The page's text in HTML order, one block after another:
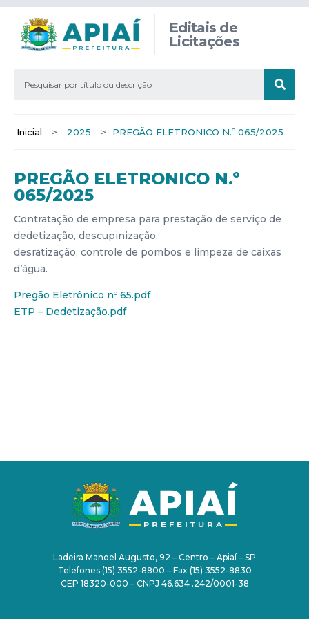
Editais de
Licitações
Inicial > 2025 > PREGÃO ELETRONICO N.º 065/2025
PREGÃO ELETRONICO N.º
065/2025
Contratação de empresa para prestação de serviço de
dedetização, descupinização,
desratização, controle de pombos e limpeza de caixas
d’água.
Pregão Eletrônico nº 65.pdf
ETP – Dedetização.pdf
Ladeira Manoel Augusto, 92 – Centro – Apiaí – SP
Telefones (15) 3552-8800 – Fax (15) 3552-8830
CEP 18320-000 – CNPJ 46.634 .242/0001-38